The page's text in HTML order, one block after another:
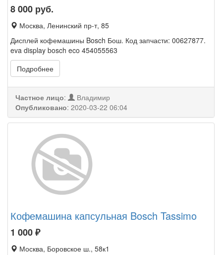
8 000 руб.
Москва, Ленинский пр-т, 85
Дисплей кофемашины Bosch Бош. Код запчасти: 00627877.
eva display bosch eco 454055563
Подробнее
Частное лицо:
Владимир
Опубликовано: 2020-03-22 06:04
Кофемашина капсульная Bosch Tassimo
1 000₽
Москва, Боровское ш., 58к1